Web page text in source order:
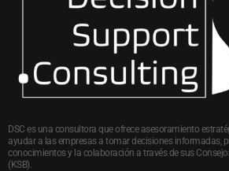
DSC es una consultora que ofrece asesoramiento
ayudar a las empresas a tomar decisiones informadas,
conocimientos y la colaboración a través de sus
(KSB).